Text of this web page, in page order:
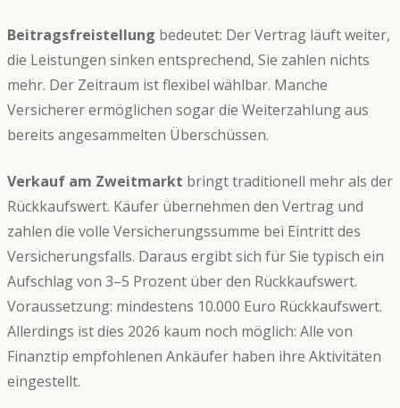
Beitragsfreistellung bedeutet: Der Vertrag läuft weiter,
die Leistungen sinken entsprechend, Sie zahlen nichts
mehr. Der Zeitraum ist flexibel wählbar. Manche
Versicherer ermöglichen sogar die Weiterzahlung aus
bereits angesammelten Überschüssen.
Verkauf am Zweitmarkt bringt traditionell mehr als der
Rückkaufswert. Käufer übernehmen den Vertrag und
zahlen die volle Versicherungssumme bei Eintritt des
Versicherungsfalls. Daraus ergibt sich für Sie typisch ein
Aufschlag von 3–5 Prozent über den Rückkaufswert.
Voraussetzung: mindestens 10.000 Euro Rückkaufswert.
Allerdings ist dies 2026 kaum noch möglich: Alle von
Finanztip empfohlenen Ankäufer haben ihre Aktivitäten
eingestellt.